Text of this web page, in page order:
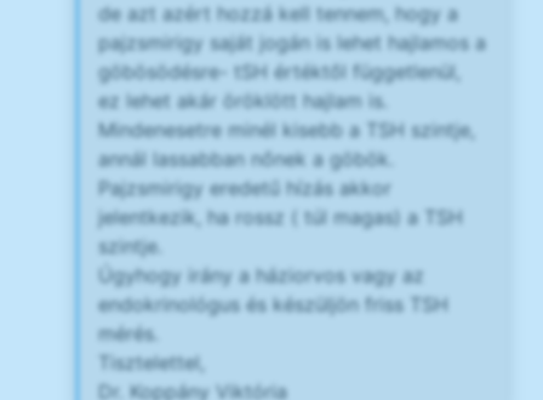
de azt azért hozzá kell tennem, hogy a
pajzsmirigy saját jogán is lehet hajlamos a
göbösödésre- tSH értéktől függetlenül,
ez lehet akár öröklött hajlam is.
Mindenesetre minél kisebb a TSH szintje,
annál lassabban nőnek a göbök.
Pajzsmirigy eredetű hízás akkor
jelentkezik, ha rossz ( túl magas) a TSH
szintje.
Úgyhogy irány a háziorvos vagy az
endokrinológus és készüljön friss TSH
mérés.
Tisztelettel,
Dr. Koppány Viktória